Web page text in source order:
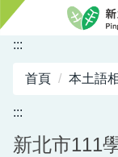
跳
主
容
:::
首頁 本土語
:::
新北市111